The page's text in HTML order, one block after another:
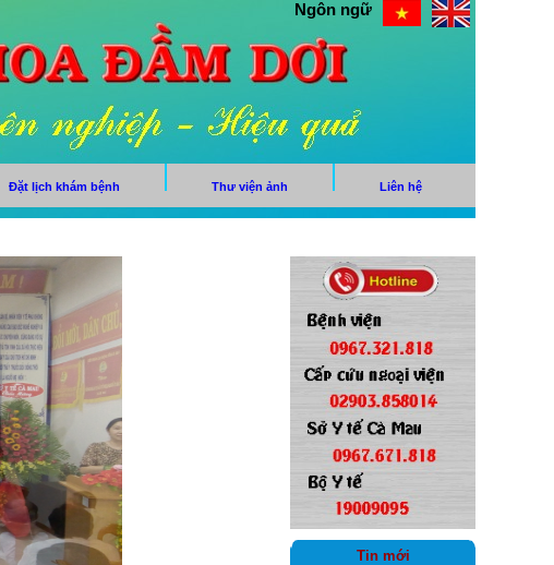
Ngôn ngữ
Đặt lịch khám bệnh Thư viện ảnh Liên hệ
Tin mới